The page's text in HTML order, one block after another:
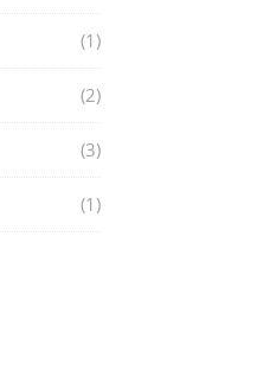
(1)
(2)
(3)
(1)